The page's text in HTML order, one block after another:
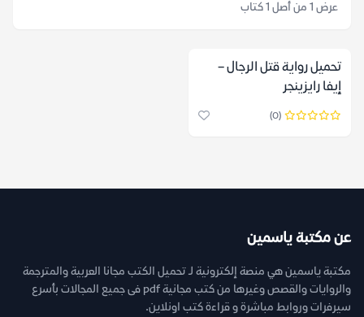
عرض 1 من أصل 1 كتاب
تحميل رواية قتل الرجال –
إيفا رايزينجر
(0)
عن مكتبة ياسمين
مكتبة ياسمين هي منصة إلكترونية لـ تحميل الكتب مجانا العربية والمترجمة
والروايات والقصص وغيرها من كتب مجانية pdf فى جميع المجالات بأسرع
سيرفرات وروابط مباشرة و قراءة كتب اونلاين.